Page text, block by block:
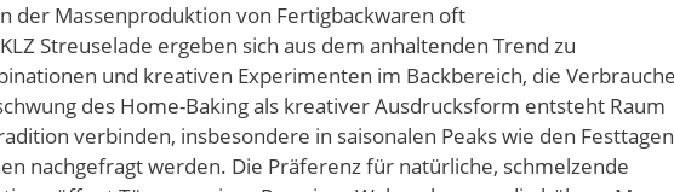
der Massenproduktion von Fertigbackwaren oft
Streuselade ergeben sich aus dem anhaltenden Trend zu
und kreativen Experimenten im Backbereich, die
des Home-Baking als kreativer Ausdrucksform entsteht Raum
verbinden, insbesondere in saisonalen Peaks wie den
nachgefragt werden. Die Präferenz für natürliche, schmelzende